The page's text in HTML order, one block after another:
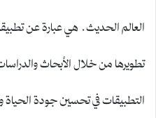
العالم الحديث. هي عبارة عن
تطويرها من خلال الأبحاث
التطبيقات في تحسين جودة